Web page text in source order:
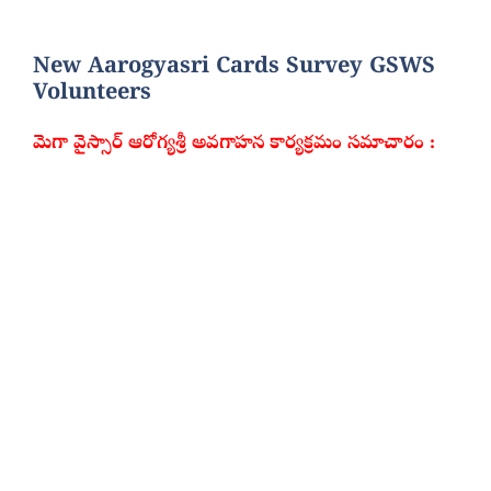
New Aarogyasri Cards Survey GSWS
Volunteers
మెగా వైస్సార్ ఆరోగ్యశ్రీ అవగాహన కార్యక్రమం సమాచారం :